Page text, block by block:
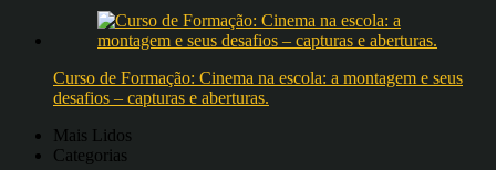
Curso de Formação: Cinema na escola: a montagem e seus
desafios – capturas e aberturas.
Mais Lidos
Categorias